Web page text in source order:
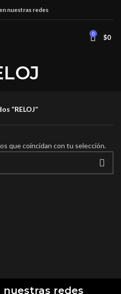
nuestras redes
0 $0
“RELOJ”
que coincidan con tu selección.
nuestras redes